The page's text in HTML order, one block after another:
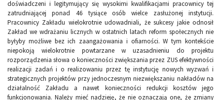
doświadczeni i legitymujący się wysokimi kwalifikacjami pracownicy tej
zatrudniającej ponad 46 tysiące osób wielce zasłużonej instytucji.
Pracownicy Zakładu wielokrotnie udowadniali, że sukcesy jakie odnosił
Zakład we wdrażaniu licznych w ostatnich latach reform społecznych nie
byłyby możliwe bez ich zaangażowania i ofiarności. W tym kontekście
niepokoją wielokrotnie powtarzane w uzasadnieniu do projektu
rozporządzenia słowa o konieczności zwiększania przez ZUS efektywności
realizacji zadań i o realizowaniu przez tę instytucję nowych wyzwań i
strategicznych projektów przy jednoczesnym niezwiększaniu nakładów na
działalność Zakładu a nawet konieczności redukcji kosztów jego
funkcjonowania. Należy mieć nadzieję, że nie oznaczają one, że zmiany